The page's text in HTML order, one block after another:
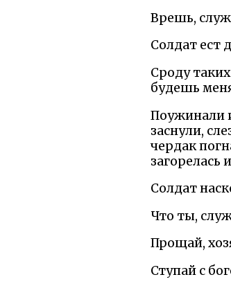
Врешь,
Солдат ест
Сроду
будешь
Поужинали
заснули,
чердак
загорелась
Солдат
Что ты,
Прощай,
Ступай с